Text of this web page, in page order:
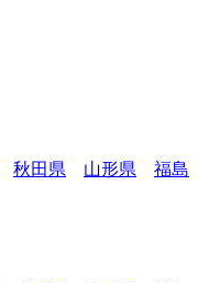
秋田県 山形県
福島